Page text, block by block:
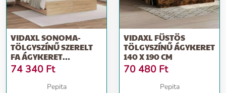
VIDAXL SONOMA-
TÖLGYSZÍNŰ SZERELT
FA ÁGYKERET
FIÓKOKKAL 140 X 190
CM
74 340 Ft
Pepita
VIDAXL FÜSTÖS
TÖLGYSZÍNŰ ÁGYKERET
140 X 190 CM
70 480 Ft
Pepita